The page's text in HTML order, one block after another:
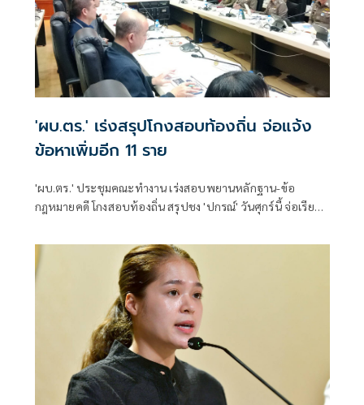
'ผบ.ตร.' เร่งสรุปโกงสอบท้องถิ่น จ่อแจ้ง
ข้อหาเพิ่มอีก 11 ราย
'ผบ.ตร.' ประชุมคณะทำงาน เร่งสอบพยานหลักฐาน-ข้อ
กฎหมายคดี โกงสอบท้องถิ่น สรุปชง 'ปกรณ์' วันศุกร์นี้ จ่อเรียกผู้